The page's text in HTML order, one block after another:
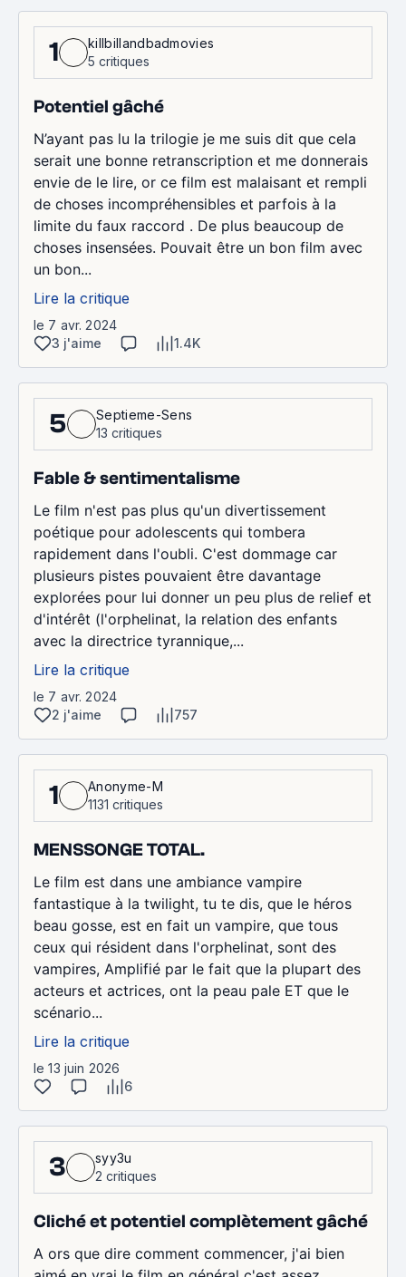
1
killbillandbadmovies
5 critiques
Potentiel gâché
N’ayant pas lu la trilogie je me suis dit que cela
serait une bonne retranscription et me donnerais
envie de le lire, or ce film est malaisant et rempli
de choses incompréhensibles et parfois à la
limite du faux raccord . De plus beaucoup de
choses insensées. Pouvait être un bon film avec
un bon...
Lire la critique
le 7 avr. 2024
3 j'aime
1.4K
5
Septieme-Sens
13 critiques
Fable & sentimentalisme
Le film n'est pas plus qu'un divertissement
poétique pour adolescents qui tombera
rapidement dans l'oubli. C'est dommage car
plusieurs pistes pouvaient être davantage
explorées pour lui donner un peu plus de relief et
d'intérêt (l'orphelinat, la relation des enfants
avec la directrice tyrannique,...
Lire la critique
le 7 avr. 2024
2 j'aime
757
1
Anonyme-M
1131 critiques
MENSSONGE TOTAL.
Le film est dans une ambiance vampire
fantastique à la twilight, tu te dis, que le héros
beau gosse, est en fait un vampire, que tous
ceux qui résident dans l'orphelinat, sont des
vampires, Amplifié par le fait que la plupart des
acteurs et actrices, ont la peau pale ET que le
scénario...
Lire la critique
le 13 juin 2026
6
3
syy3u
2 critiques
Cliché et potentiel complètement gâché
A ors que dire comment commencer, j'ai bien